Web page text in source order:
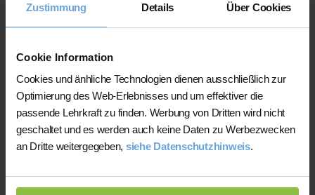
Zustimmung Details Über Cookies
Cookie Information
Cookies und änhliche Technologien dienen ausschließlich zur
Optimierung des Web-Erlebnisses und um effektiver die
passende Lehrkraft zu finden. Werbung von Dritten wird nicht
geschaltet und es werden auch keine Daten zu Werbezwecken
an Dritte weitergegeben, siehe Datenschutzhinweis.
Viele Kunden nutzen unsere
Online-Nachhilfe: Hier können
wir Ihnen aus mehr als 300